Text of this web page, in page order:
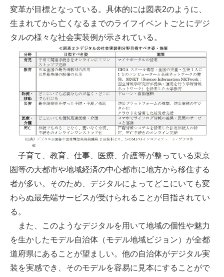
変革が目標となっている。具体的には図表2のように、
生まれてから亡くなるまでのライフイベントごとにデジ
タルの様々な社会実装例が示されている。
子育て、教育、仕事、医療、介護等が整っている東京
圏等の大都市や地域経済の中心都市に地方から移住する
者が多い。そのため、デジタルによってどこにいても変
わらぬ最先端サービスが受けられることが目指されてい
る。
また、このようなデジタルを用いて地域の個性や魅力
を生かしたモデル自治体（モデル地域ビジョン）が全都
道府県にあることが望ましい。他の自治体がデジタル実
装を実感でき、そのモデルを容易に見本にすることがで